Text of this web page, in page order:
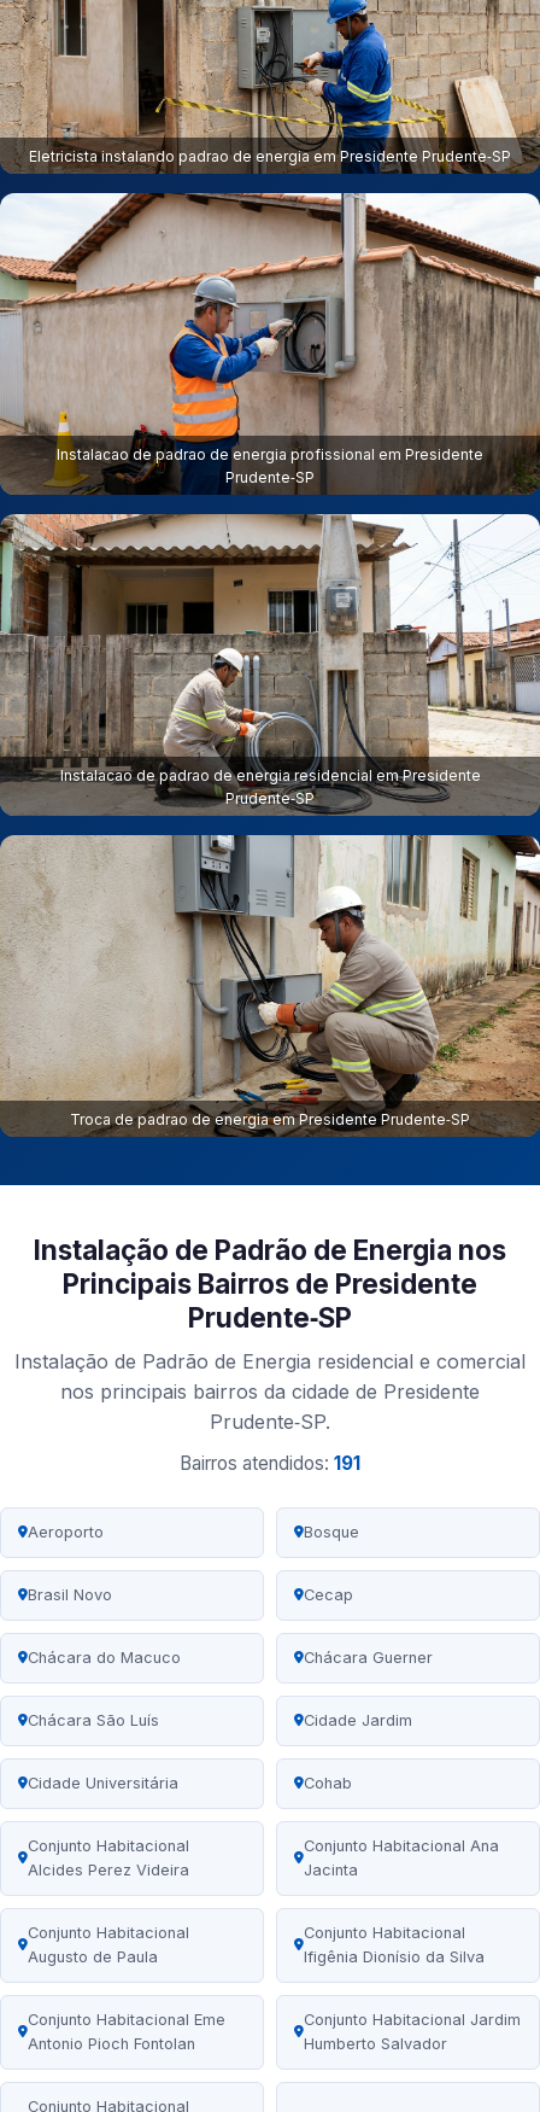
Eletricista instalando padrao de energia em Presidente Prudente‑SP
Instalacao de padrao de energia profissional em Presidente
Prudente‑SP
Instalacao de padrao de energia residencial em Presidente
Prudente‑SP
Troca de padrao de energia em Presidente Prudente‑SP
Instalação de Padrão de Energia nos
Principais Bairros de Presidente
Prudente‑SP
Instalação de Padrão de Energia residencial e comercial
nos principais bairros da cidade de Presidente
Prudente‑SP.
Bairros atendidos: 191
Aeroporto Bosque
Brasil Novo Cecap
Chácara do Macuco Chácara Guerner
Chácara São Luís Cidade Jardim
Cidade Universitária Cohab
Conjunto Habitacional
Alcides Perez Videira
Conjunto Habitacional Ana
Jacinta
Conjunto Habitacional
Augusto de Paula
Conjunto Habitacional
Ifigênia Dionísio da Silva
Conjunto Habitacional Eme
Antonio Pioch Fontolan
Conjunto Habitacional Jardim
Humberto Salvador
Conjunto Habitacional